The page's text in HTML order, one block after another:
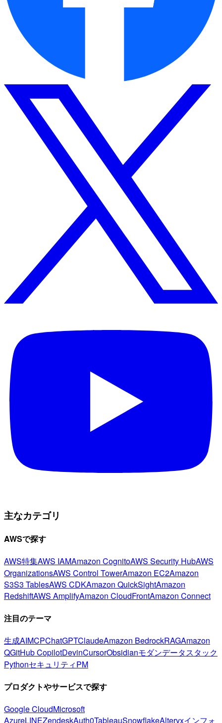
主なカテゴリ
AWSで探す
AWS特集AWS IAMAmazon CognitoAWS Security HubAWS
OrganizationsAWS Control TowerAmazon EC2Amazon
S3S3 TablesAWS CDKAmazon QuickSightAmazon
RedshiftAWS AmplifyAmazon CloudFrontAmazon Connect
注目のテーマ
生成AIMCPChatGPTClaudeAmazon BedrockRAGAmazon
QGitHub CopilotDevinCursorObsidianモダンデータスタック
PythonセキュリティPM
プロダクトやサービスで探す
Google CloudMicrosoft
AzureLINEZendeskAuth0TableauSnowflakeAlteryxインフォ